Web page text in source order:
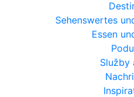
Sehenswertes
Essen
Služby